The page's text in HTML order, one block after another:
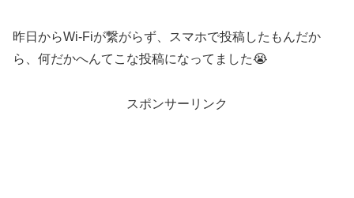
昨日からWi-Fiが繋がらず、スマホで投稿したもんだか
ら、何だかへんてこな投稿になってました😭
スポンサーリンク